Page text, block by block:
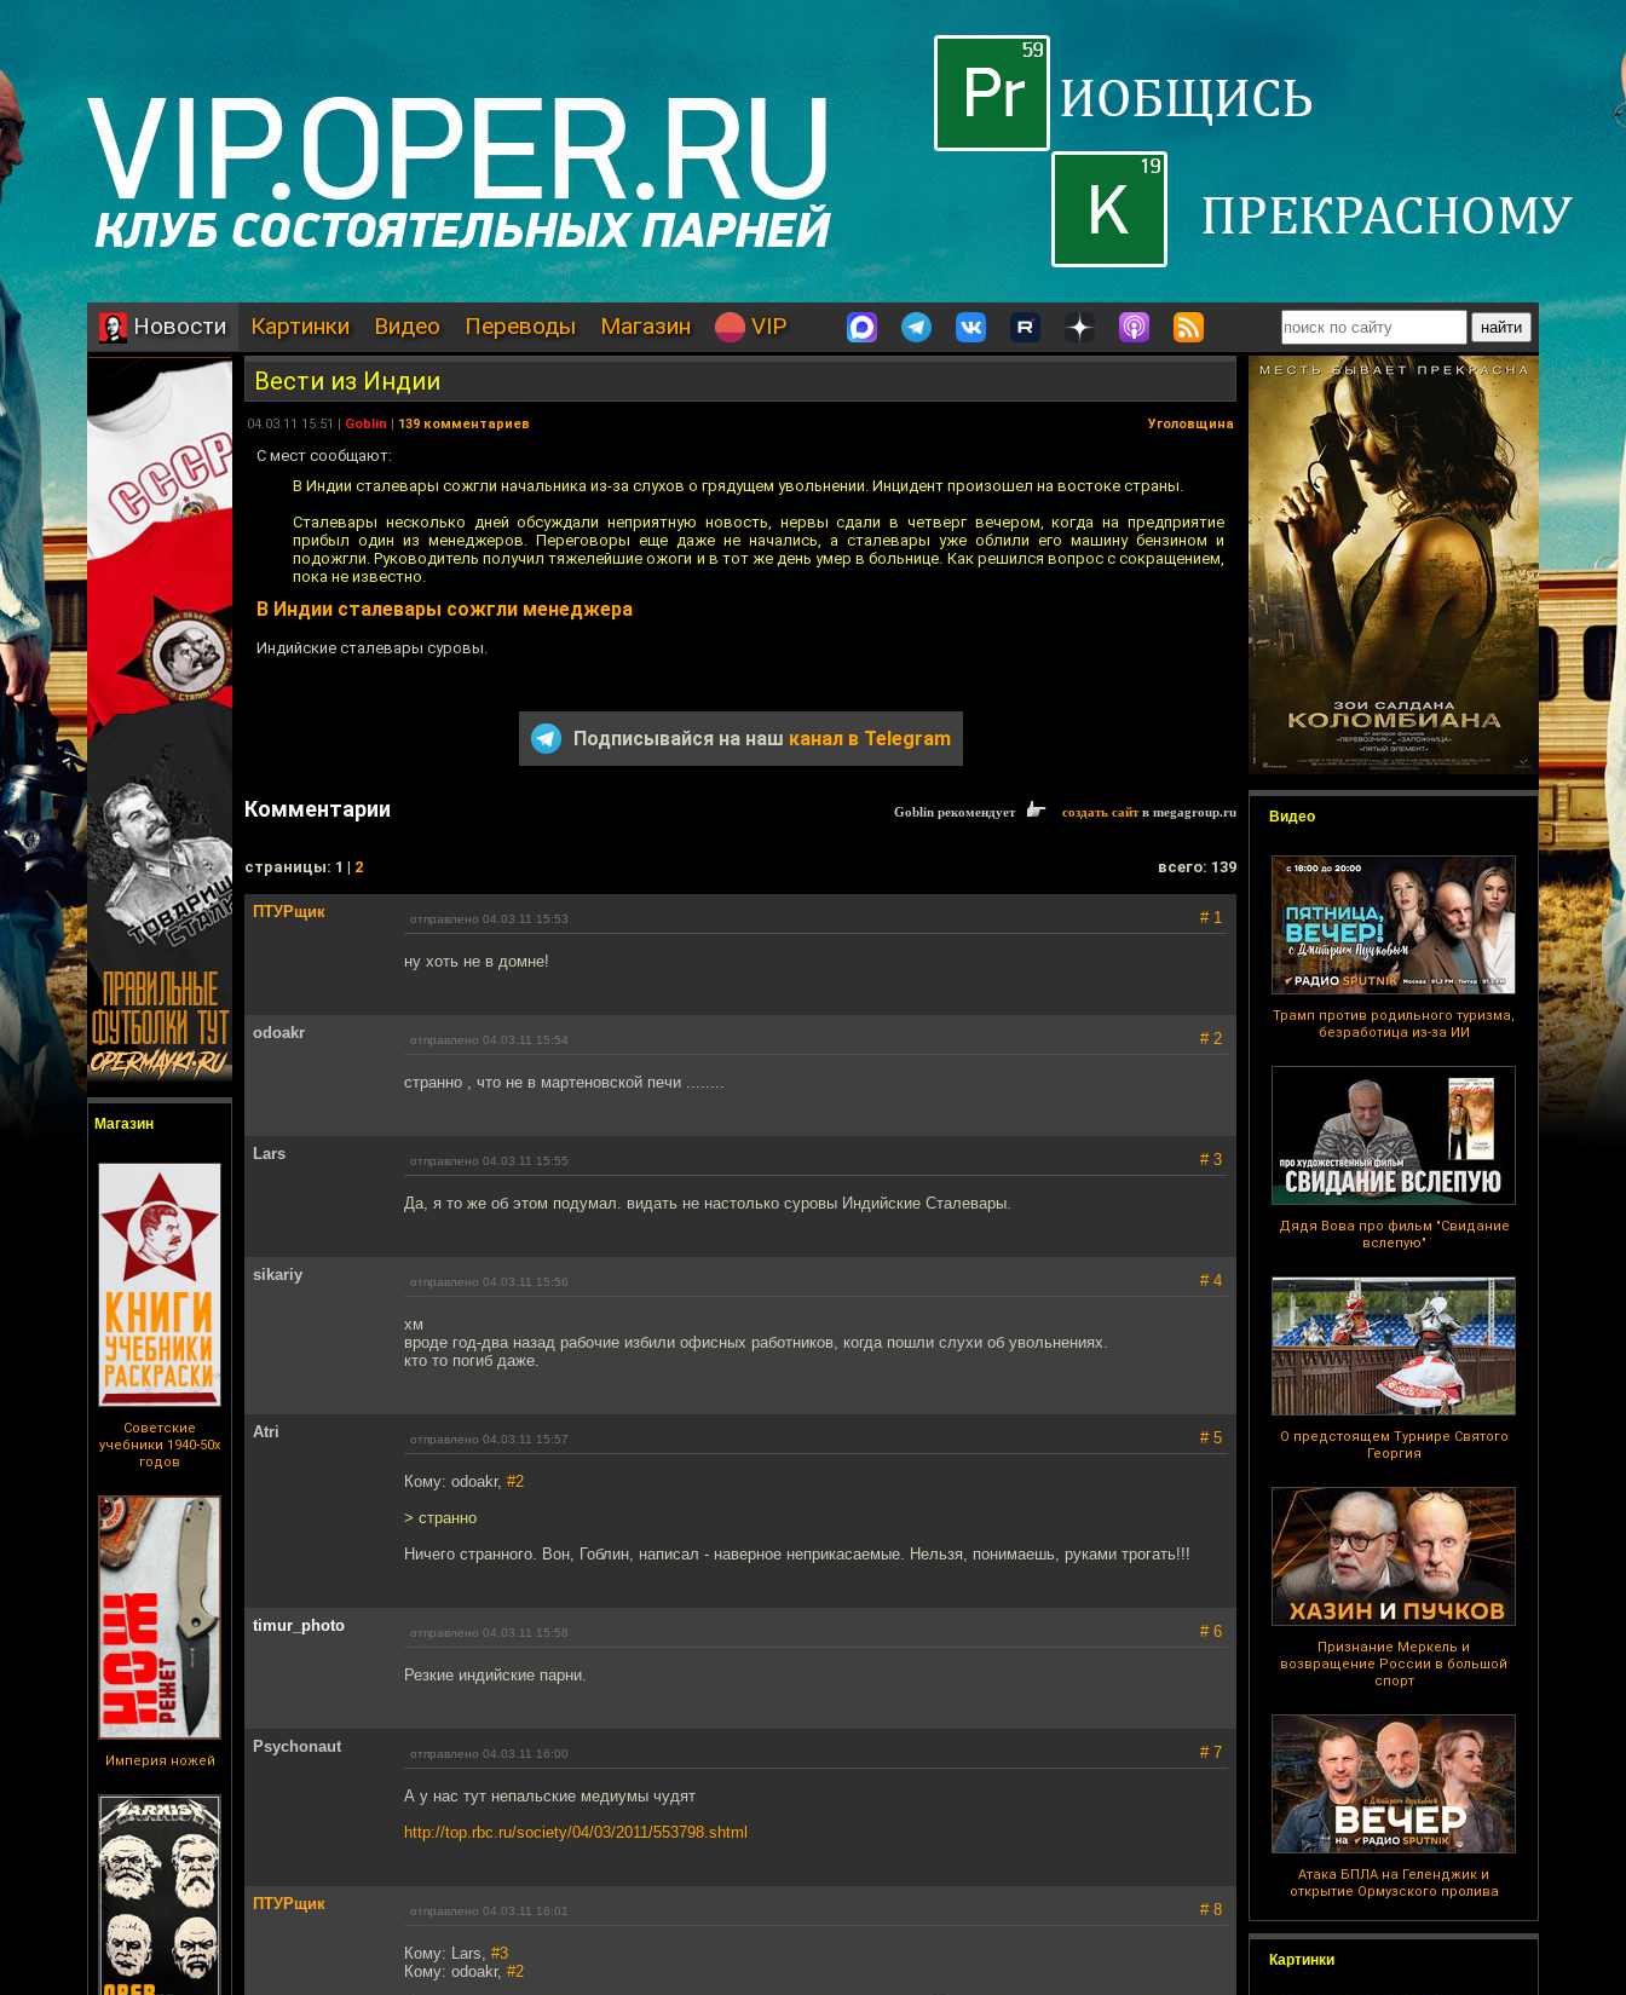
Новости Картинки Видео Переводы Магазин VIP
Магазин
Советские
учебники 1940-50х
годов
Империя ножей
Видео
Трамп против родильного туризма,
безработица из-за ИИ
Дядя Вова про фильм "Свидание
вслепую"
О предстоящем Турнире Святого
Георгия
Признание Меркель и
возвращение России в большой
спорт
Атака БПЛА на Геленджик и
открытие Ормузского пролива
Картинки
Вести из Индии
04.03.11 15:51 | Goblin | 139 комментариев Уголовщина
С мест сообщают:
В Индии сталевары сожгли начальника из-за слухов о грядущем увольнении. Инцидент произошел на востоке страны.
Сталевары несколько дней обсуждали неприятную новость, нервы сдали в четверг вечером, когда на предприятие
прибыл один из менеджеров. Переговоры еще даже не начались, а сталевары уже облили его машину бензином и
подожгли. Руководитель получил тяжелейшие ожоги и в тот же день умер в больнице. Как решился вопрос с сокращением,
пока не известно.
В Индии сталевары сожгли менеджера
Индийские сталевары суровы.
Подписывайся на наш канал в Telegram
Комментарии Goblin рекомендует создать сайтв megagroup.ru
cтраницы: 1 | 2 всего: 139
ПТУРщик отправлено 04.03.11 15:53 # 1
ну хоть не в домне!
odoakr отправлено 04.03.11 15:54 # 2
странно , что не в мартеновской печи ........
Lars отправлено 04.03.11 15:55 # 3
Да, я то же об этом подумал. видать не настолько суровы Индийские Сталевары.
sikariy отправлено 04.03.11 15:56 # 4
хм
вроде год-два назад рабочие избили офисных работников, когда пошли слухи об увольнениях.
кто то погиб даже.
Atri отправлено 04.03.11 15:57 # 5
Кому: odoakr, #2
> странно
Ничего странного. Вон, Гоблин, написал - наверное неприкасаемые. Нельзя, понимаешь, руками трогать!!!
timur_photo отправлено 04.03.11 15:58 # 6
Резкие индийские парни.
Psychonaut отправлено 04.03.11 16:00 # 7
А у нас тут непальские медиумы чудят
http://top.rbc.ru/society/04/03/2011/553798.shtml
ПТУРщик отправлено 04.03.11 16:01 # 8
Кому: Lars, #3
Кому: odoakr, #2